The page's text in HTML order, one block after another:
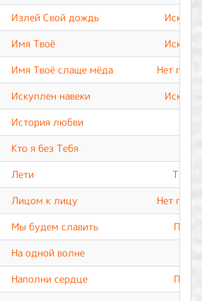
Излей Свой дождь
Имя Твоё
Имя Твоё слаще мёда
Нет
Искуплен навеки
История любви
Кто я без Тебя
Лети
Ты
Лицом к лицу
Нет
Мы будем славить
На одной волне
Наполни сердце